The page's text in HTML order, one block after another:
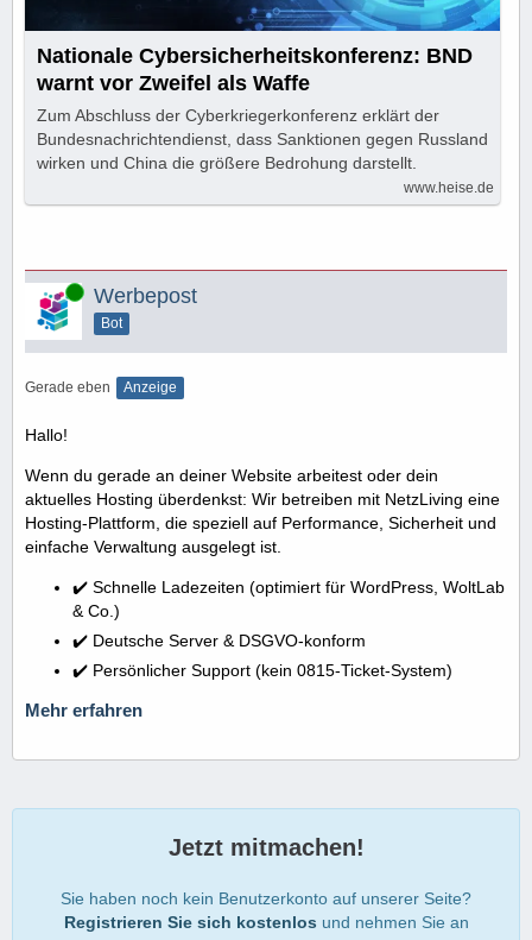
Nationale Cybersicherheitskonferenz: BND
warnt vor Zweifel als Waffe
Zum Abschluss der Cyberkriegerkonferenz erklärt der
Bundesnachrichtendienst, dass Sanktionen gegen Russland
wirken und China die größere Bedrohung darstellt.
www.heise.de
Online Werbepost
Bot
Gerade eben Anzeige
Hallo!
Wenn du gerade an deiner Website arbeitest oder dein
aktuelles Hosting überdenkst: Wir betreiben mit NetzLiving eine
Hosting-Plattform, die speziell auf Performance, Sicherheit und
einfache Verwaltung ausgelegt ist.
✔️ Schnelle Ladezeiten (optimiert für WordPress, WoltLab
& Co.)
✔️ Deutsche Server & DSGVO-konform
✔️ Persönlicher Support (kein 0815-Ticket-System)
Mehr erfahren
Jetzt mitmachen!
Sie haben noch kein Benutzerkonto auf unserer Seite?
Registrieren Sie sich kostenlos und nehmen Sie an